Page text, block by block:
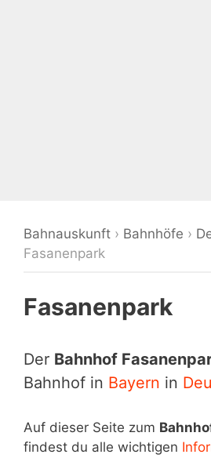
Bahnauskunft › Bahnhöfe ›
Fasanenpark
Fasanenpark
Der Bahnhof
Bahnhof in Bayern in
Auf dieser Seite zum
findest du alle wichtigen